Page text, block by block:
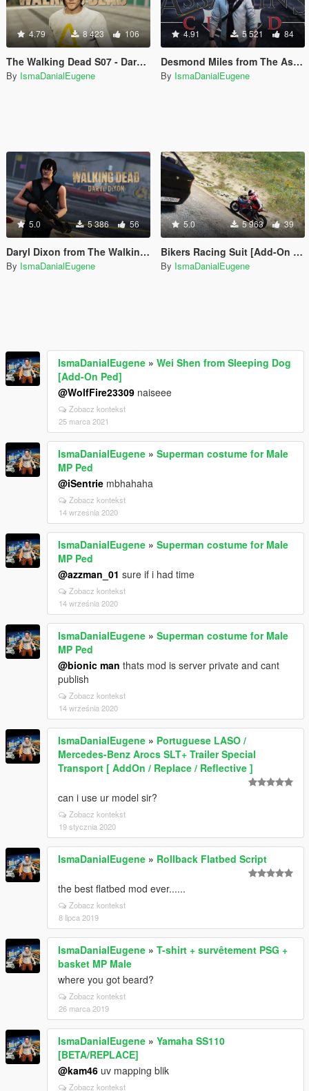
4.79 8 423 106
The Walking Dead S07 - Daryl Dixon [Add-On Ped]
By IsmaDanialEugene
4.91 5 521 84
Desmond Miles from The Assasins Creed [Add-On Ped]
By IsmaDanialEugene
5.0 5 386 56
Daryl Dixon from The Walking Dead [Add-On Peds]
By IsmaDanialEugene
5.0 5 963 39
Bikers Racing Suit [Add-On Ped]
By IsmaDanialEugene
IsmaDanialEugene » Wei Shen from Sleeping Dog
[Add-On Ped]
@WolfFire23309 naiseee
Zobacz kontekst
25 marca 2021
IsmaDanialEugene » Superman costume for Male
MP Ped
@iSentrie mbhahaha
Zobacz kontekst
14 września 2020
IsmaDanialEugene » Superman costume for Male
MP Ped
@azzman_01 sure if i had time
Zobacz kontekst
14 września 2020
IsmaDanialEugene » Superman costume for Male
MP Ped
@bionic man thats mod is server private and cant
publish
Zobacz kontekst
14 września 2020
IsmaDanialEugene » Portuguese LASO /
Mercedes-Benz Arocs SLT+ Trailer Special
Transport [ AddOn / Replace / Reflective ]
can i use ur model sir?
Zobacz kontekst
19 stycznia 2020
IsmaDanialEugene » Rollback Flatbed Script
the best flatbed mod ever......
Zobacz kontekst
8 lipca 2019
IsmaDanialEugene » T-shirt + survêtement PSG +
basket MP Male
where you got beard?
Zobacz kontekst
26 marca 2019
IsmaDanialEugene » Yamaha SS110
[BETA/REPLACE]
@kam46 uv mapping blik
Zobacz kontekst